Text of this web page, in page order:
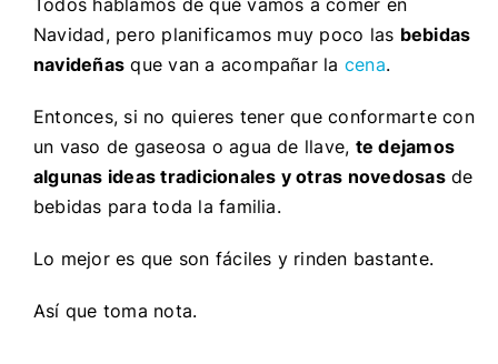
Navidad, pero planificamos muy poco las bebidas
navideñas que van a acompañar la cena.
Entonces, si no quieres tener que conformarte con
un vaso de gaseosa o agua de llave, te dejamos
algunas ideas tradicionales y otras novedosasde
bebidas para toda la familia.
Lo mejor es que son fáciles y rinden bastante.
Así que toma nota.